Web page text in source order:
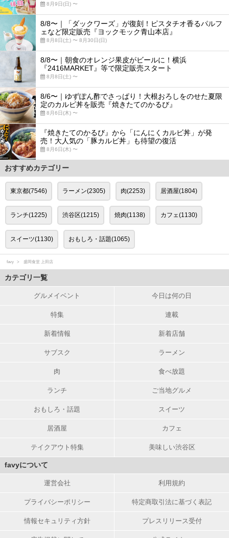
8月9日(日) 〜
8/8〜｜「ダックワーズ」が復刻！ピスタチオ香るパルフ
ェなど限定販売『ヨックモック青山本店』
8月8日(土) 〜 8月30日(日)
8/8〜｜朝食のオレンジ果皮がビールに！横浜
『2416MARKET』等で限定販売スタート
8月8日(土) 〜
8/6〜｜ゆずぽん酢でさっぱり！大根おろしをのせた夏限
定のカルビ丼を販売『焼きたてのかるび』
8月6日(木) 〜
『焼きたてのかるび』から「にんにくカルビ丼」が発
売！大人気の「豚カルビ丼」も待望の復活
8月6日(木) 〜
おすすめカテゴリー
東京都(7546) ラーメン(2305) 肉(2253) 居酒屋(1804)
ランチ(1225) 渋谷区(1215) 焼肉(1138) カフェ(1130)
スイーツ(1130) おもしろ・話題(1065)
favy 盛岡食堂 上田店
カテゴリ一覧
グルメイベント 今日は何の日
特集 連載
新着情報 新着店舗
サブスク ラーメン
肉 食べ放題
ランチ ご当地グルメ
おもしろ・話題 スイーツ
居酒屋 カフェ
テイクアウト特集 美味しい渋谷区
favyについて
運営会社 利用規約
プライバシーポリシー 特定商取引法に基づく表記
情報セキュリティ方針 プレスリリース受付